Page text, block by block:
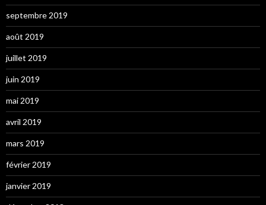
septembre 2019
août 2019
juillet 2019
juin 2019
mai 2019
avril 2019
mars 2019
février 2019
janvier 2019